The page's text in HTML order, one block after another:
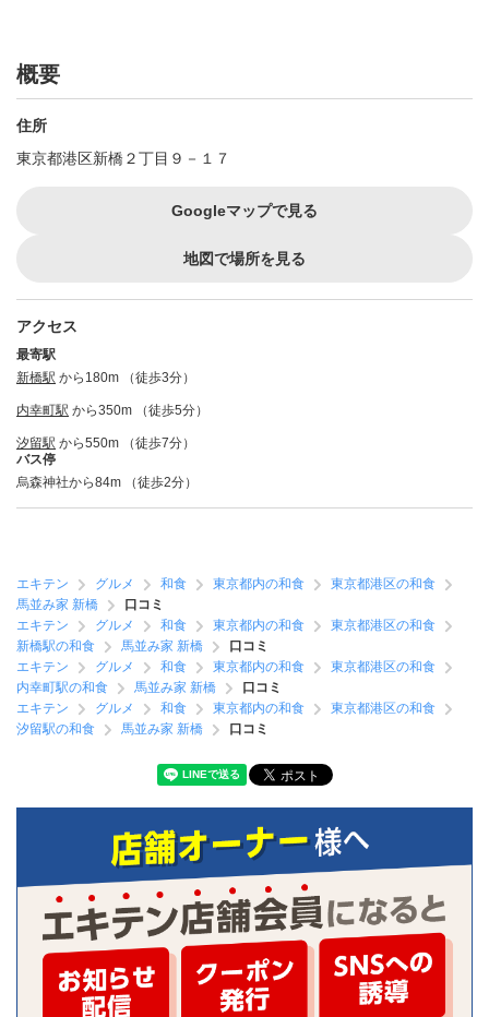
概要
住所
東京都港区新橋２丁目９－１７
Googleマップで見る
地図で場所を見る
アクセス
最寄駅
新橋駅 から180m （徒歩3分）
内幸町駅 から350m （徒歩5分）
汐留駅 から550m （徒歩7分）
バス停
烏森神社から84m （徒歩2分）
エキテン グルメ 和食 東京都内の和食
東京都港区の和食
馬並み家 新橋
口コミ
エキテン
グルメ 和食 東京都内の和食
東京都港区の和食
新橋駅の和食
馬並み家 新橋
口コミ
エキテン
グルメ 和食 東京都内の和食
東京都港区の和食
内幸町駅の和食
馬並み家 新橋
口コミ
エキテン
グルメ 和食 東京都内の和食
東京都港区の和食
汐留駅の和食
馬並み家 新橋 口コミ